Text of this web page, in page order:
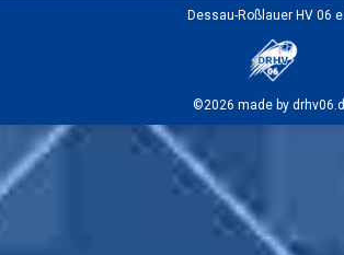
Dessau-Roßlauer HV 06
©2026 made by